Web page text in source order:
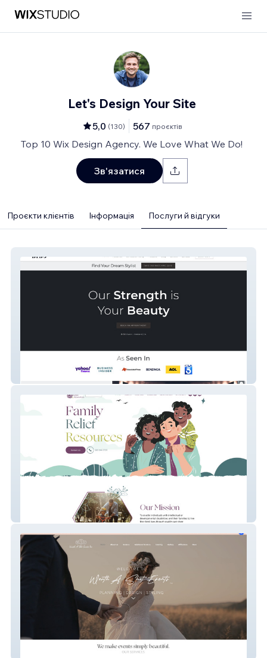
Let's Design Your Site
5,0 (130) 567 проєктів
Top 10 Wix Design Agency. We Love What We Do!
Зв'язатися
Проєкти клієнтів Інформація Послуги й відгуки
Worth A Shot Events